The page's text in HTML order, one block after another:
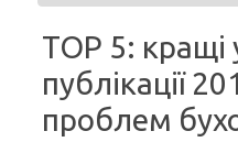
TOP 5: кращі
публікації
проблем